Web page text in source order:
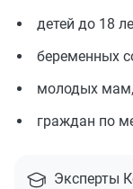
детей до 18
беременных
молодых мам,
граждан по
Эксперты